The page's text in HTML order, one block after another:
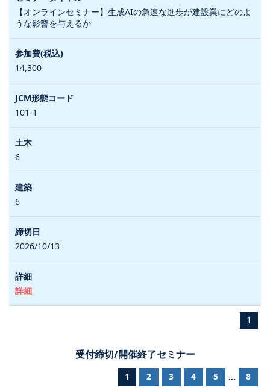
【オンラインセミナー】生成AIの急速な進歩が建設業にどのよ
うな影響を与えるか
14,300
101-1
6
6
2026/10/13
詳細
1
受付締切/開催終了セミナー
1 2 3 4 5 ... 8